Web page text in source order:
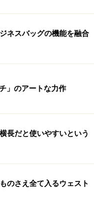
ネスバッグの機能を融合
」のアートな力作
長だと使いやすいという
のさえ全て入るウェスト